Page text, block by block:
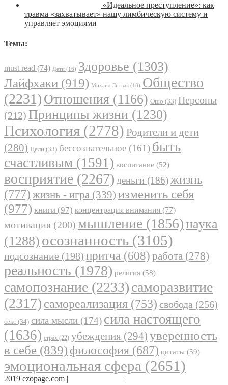
«Идеальное преступление»: как
травма «захватывает» нашу лимбическую систему и
управляет эмоциями
Темы:
must read (74) Дети (16) Здоровье (1303)
Лайфхаки (919) Михаил Литвак (18) Общество
(2231) Отношения (1166) Ошо (33) Персоны
(212) Принципы жизни (1230)
Психология (2778) Родители и дети
(280) Цели (33) бессознательное (161) быть
счастливым (1591) воспитание (52)
восприятие (2267) деньги (186)жизнь
(777) жизнь - игра (339) изменить себя
(977) книги (97) концентрация внимания (77)
мотивация (200) мышление (1856)наука
(1288) осознанность (3105)
подсознание (198) притча (608) работа (278)
реальность (1978) религия (58)
самопознание (2233)саморазвитие
(2317) самореализация (753) свобода (256)
секс (34) сила мысли (174) сила настоящего
(1636) страх (22) убеждения (294) уверенность
в себе (839) философия (687) цитаты (59)
эмоциональная сфера (2651)
2019 ezopage.com | |